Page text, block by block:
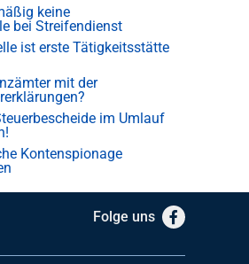
keine
bei Streifendienst
ist erste Tätigkeitsstätte
mit der
im Umlauf
Kontenspionage
Folge uns Facebook